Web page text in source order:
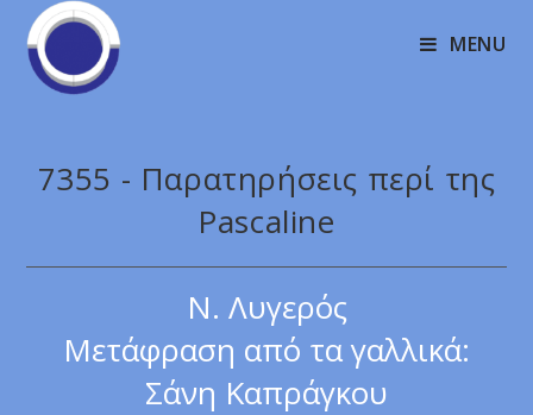
MENU
7355 - Παρατηρήσεις περί της
Pascaline
Ν. Λυγερός
Μετάφραση από τα γαλλικά:
Σάνη Καπράγκου